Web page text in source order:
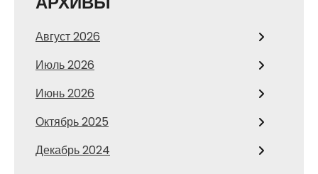
Август 2026
Июль 2026
Июнь 2026
Октябрь 2025
Декабрь 2024